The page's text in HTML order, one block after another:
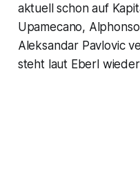
aktuell schon auf
Upamecano,
Aleksandar Pavlovic
steht laut Eberl